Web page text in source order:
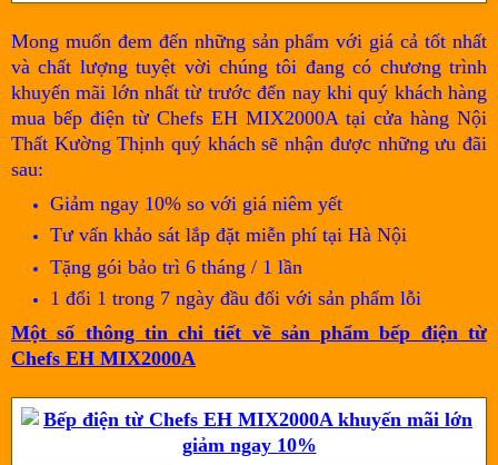
Mong muốn đem đến những sản phẩm với giá cả tốt nhất
và chất lượng tuyệt vời chúng tôi đang có chương trình
khuyến mãi lớn nhất từ trước đến nay khi quý khách hàng
mua bếp điện từ Chefs EH MIX2000A tại cửa hàng Nội
Thất Kường Thịnh quý khách sẽ nhận được những ưu đãi
sau:
Giảm ngay 10% so với giá niêm yết
Tư vấn khảo sát lắp đặt miễn phí tại Hà Nội
Tặng gói bảo trì 6 tháng / 1 lần
1 đổi 1 trong 7 ngày đầu đối với sản phẩm lỗi
Một số thông tin chi tiết về sản phẩm bếp điện từ
Chefs EH MIX2000A